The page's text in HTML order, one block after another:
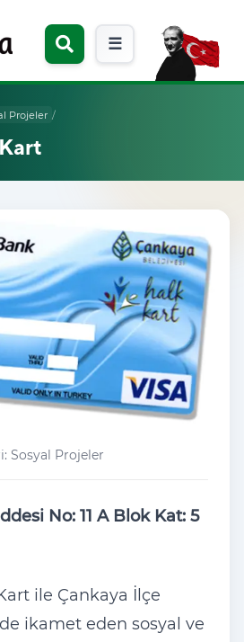
☰
Projeler /
Sosyal Projeler
No: 11 A Blok Kat: 5
ile Çankaya İlçe
ikamet eden sosyal ve